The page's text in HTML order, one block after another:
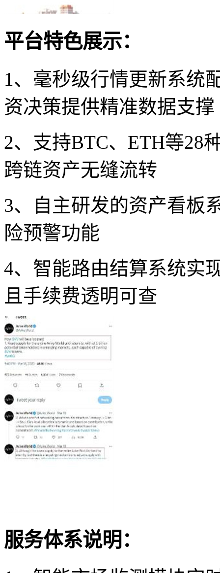
平台特色展示：
1、毫秒级行情更新系统
资决策提供精准数据支撑
2、支持BTC、ETH等28
跨链资产无缝流转
3、自主研发的资产看板
险预警功能
4、智能路由结算系统实
且手续费透明可查
服务体系说明：